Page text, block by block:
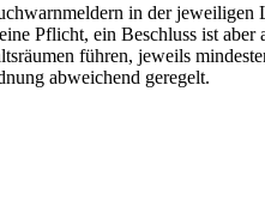
in der
Pflicht, ein Beschluss ist
führen, jeweils
abweichend geregelt.